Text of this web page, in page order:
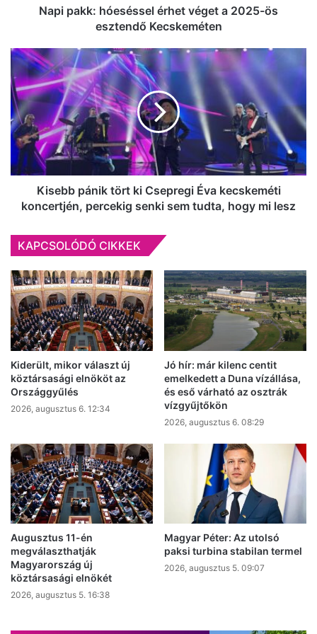
Kecskeméten
Napi pakk: hóeséssel érhet véget a 2025-ös
esztendő Kecskeméten
Kisebb
pánik
tört
ki
Csepregi
Éva
kecskeméti
koncertjén,
percekig
sem
hogy
mi
Kisebb pánik tört ki Csepregi Éva kecskeméti
koncertjén, percekig senki sem tudta, hogy mi lesz
KAPCSOLÓDÓ CIKKEK
Kiderült, mikor választ új
köztársasági elnököt az
Országgyűlés
2026, augusztus 6. 12:34
Jó hír: már kilenc centit
emelkedett a Duna vízállása,
és eső várható az osztrák
vízgyűjtőkön
2026, augusztus 6. 08:29
Augusztus 11-én
megválaszthatják
Magyarország új
köztársasági elnökét
2026, augusztus 5. 16:38
Magyar Péter: Az utolsó
paksi turbina stabilan termel
2026, augusztus 5. 09:07